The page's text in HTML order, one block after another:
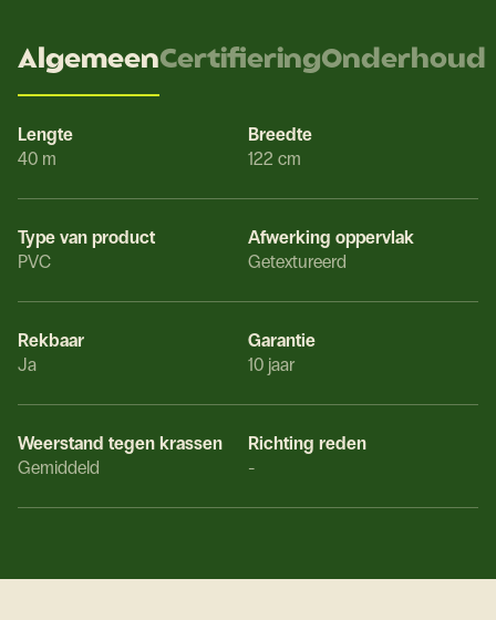
AlgemeenCertifieringOnderhoud
Lengte
40 m
Breedte
122 cm
Type van product
PVC
Afwerking oppervlak
Getextureerd
Rekbaar
Ja
Garantie
10 jaar
Weerstand tegen krassen
Gemiddeld
Richting reden
-